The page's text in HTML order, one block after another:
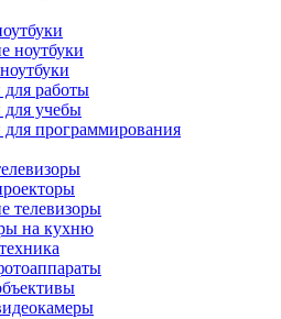
ноутбуки
работы
для учебы
для программирования
телевизоры
на кухню